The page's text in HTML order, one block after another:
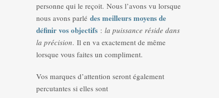
personne qui le reçoit. Nous l’avons vu lorsque
nous avons parlé des meilleurs moyens de
définir vos objectifs : la puissance réside dans
la précision. Il en va exactement de même
lorsque vous faites un compliment.
Vos marques d’attention seront également
percutantes si elles sont